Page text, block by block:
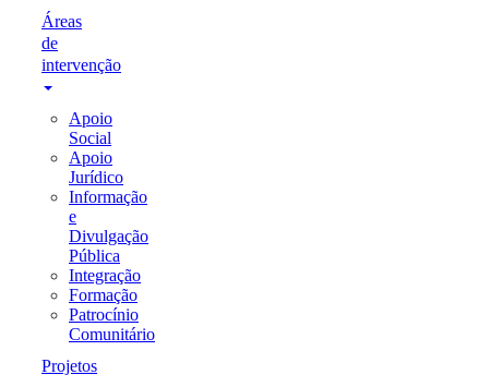
Áreas
de
intervenção
Apoio
Social
Apoio
Jurídico
Informação
e
Divulgação
Pública
Integração
Formação
Patrocínio
Comunitário
Projetos